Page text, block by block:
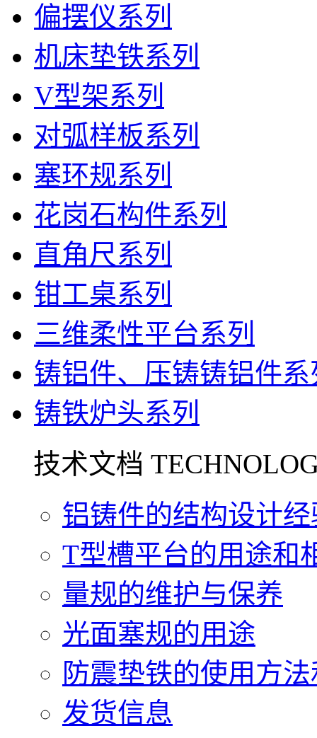
偏摆仪系列
机床垫铁系列
V型架系列
对弧样板系列
塞环规系列
花岗石构件系列
直角尺系列
钳工桌系列
三维柔性平台系列
铸铝件、压铸铸铝件系
铸铁炉头系列
技术文档
铝铸件的结构设计经
T型槽平台的用途和
量规的维护与保养
光面塞规的用途
防震垫铁的使用方
发货信息